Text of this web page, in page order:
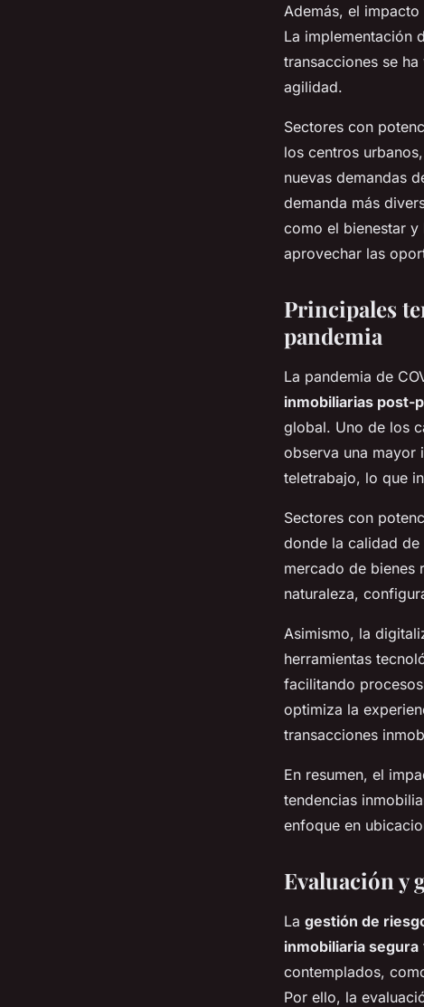
Además, el
La implementación
transacciones se
agilidad.
Sectores con
los centros
nuevas demandas
demanda más
como el bienestar
aprovechar las
Principales
pandemia
La pandemia de
inmobiliarias post-
global. Uno de los
observa una mayor
teletrabajo, lo que
Sectores con
donde la calidad
mercado de bienes
naturaleza,
Asimismo, la
herramientas
facilitando
optimiza la
transacciones
En resumen, el
tendencias
enfoque en
Evaluación y
La gestión de
inmobiliaria segura
contemplados,
Por ello, la